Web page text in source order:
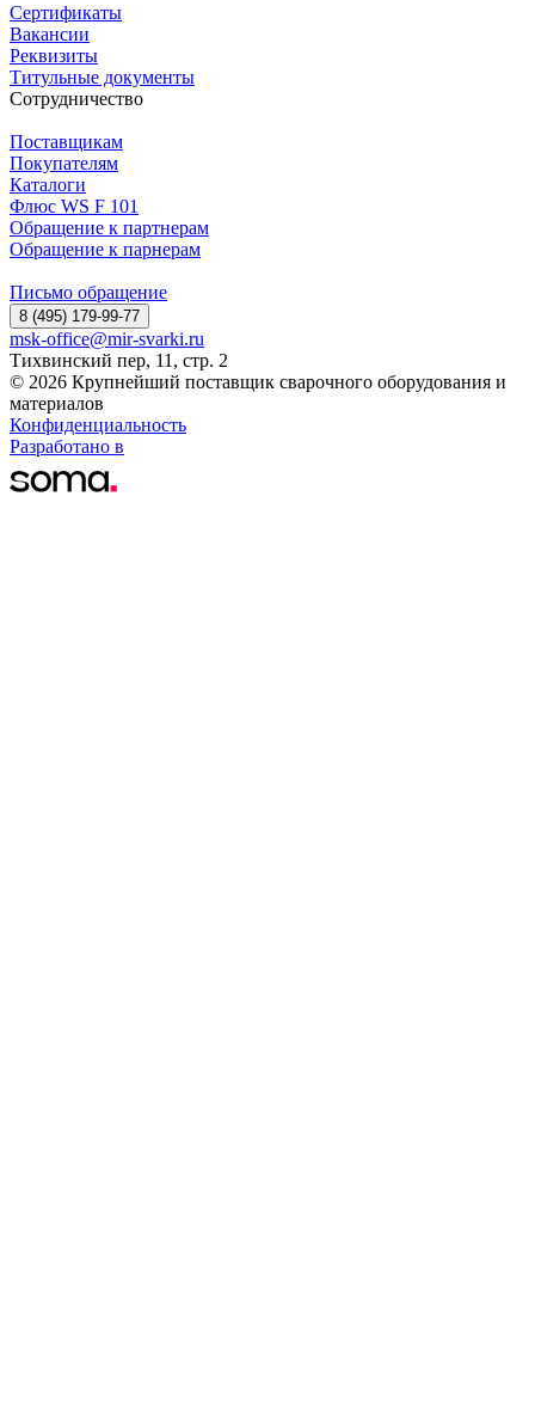
Сертификаты
Вакансии
Реквизиты
Титульные документы
Сотрудничество
Поставщикам
Покупателям
Каталоги
Флюс WS F 101
Обращение к партнерам
Обращение к парнерам
Письмо обращение
8 (495) 179-99-77
msk-office@mir-svarki.ru
Тихвинский пер, 11, стр. 2
© 2026 Крупнейший поставщик сварочного оборудования и
материалов
Конфиденциальность
Разработано в